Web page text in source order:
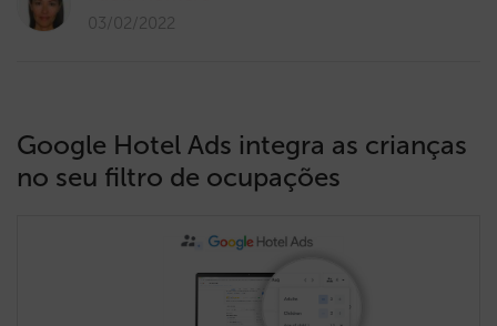
03/02/2022
Google Hotel Ads integra as crianças
no seu filtro de ocupações